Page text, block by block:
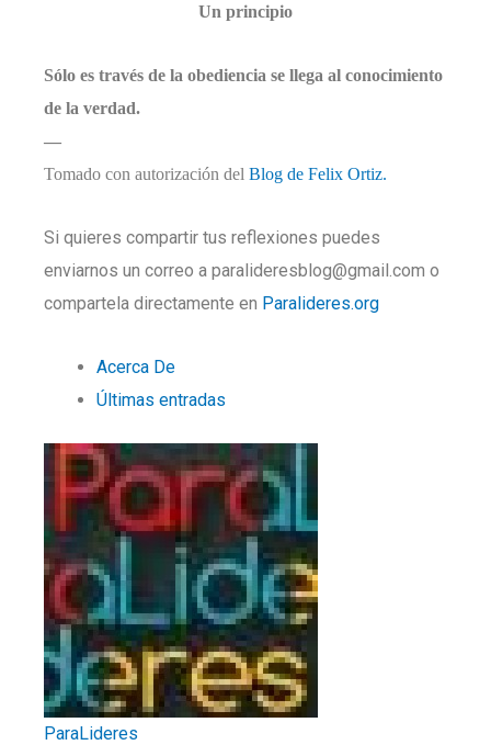
Un principio
Sólo es través de la obediencia se llega al conocimiento
de la verdad.
—
Tomado con autorización del Blog de Felix Ortiz.
Si quieres compartir tus reflexiones puedes
enviarnos un correo a paralideresblog@gmail.com o
compartela directamente en Paralideres.org
Acerca De
Últimas entradas
ParaLideres